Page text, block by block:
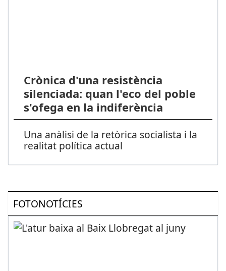
Crònica d'una resistència
silenciada: quan l'eco del poble
s'ofega en la indiferència
Una anàlisi de la retòrica socialista i la
realitat política actual
FOTONOTÍCIES